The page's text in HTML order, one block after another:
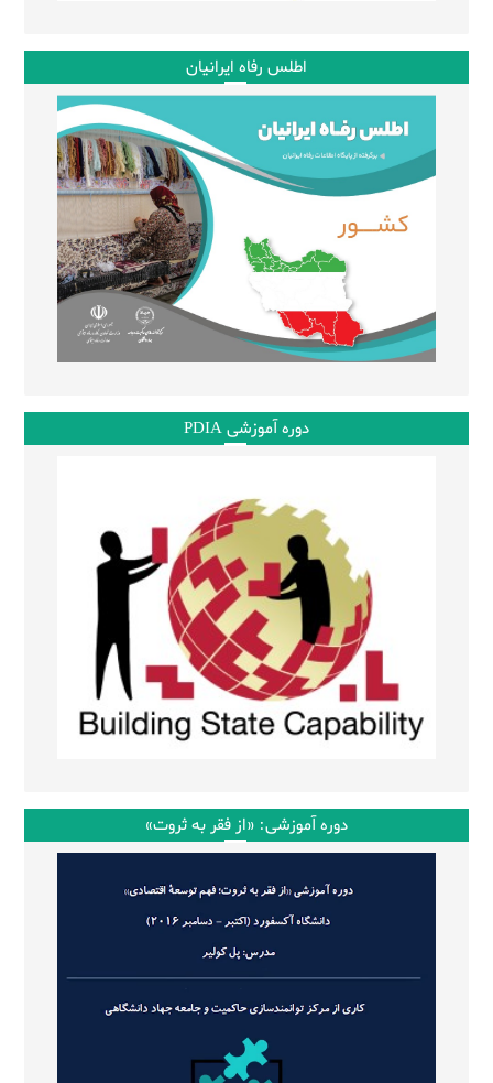
اطلس رفاه ایرانیان
دوره آموزشی PDIA
دوره آموزشی: «از فقر به ثروت»